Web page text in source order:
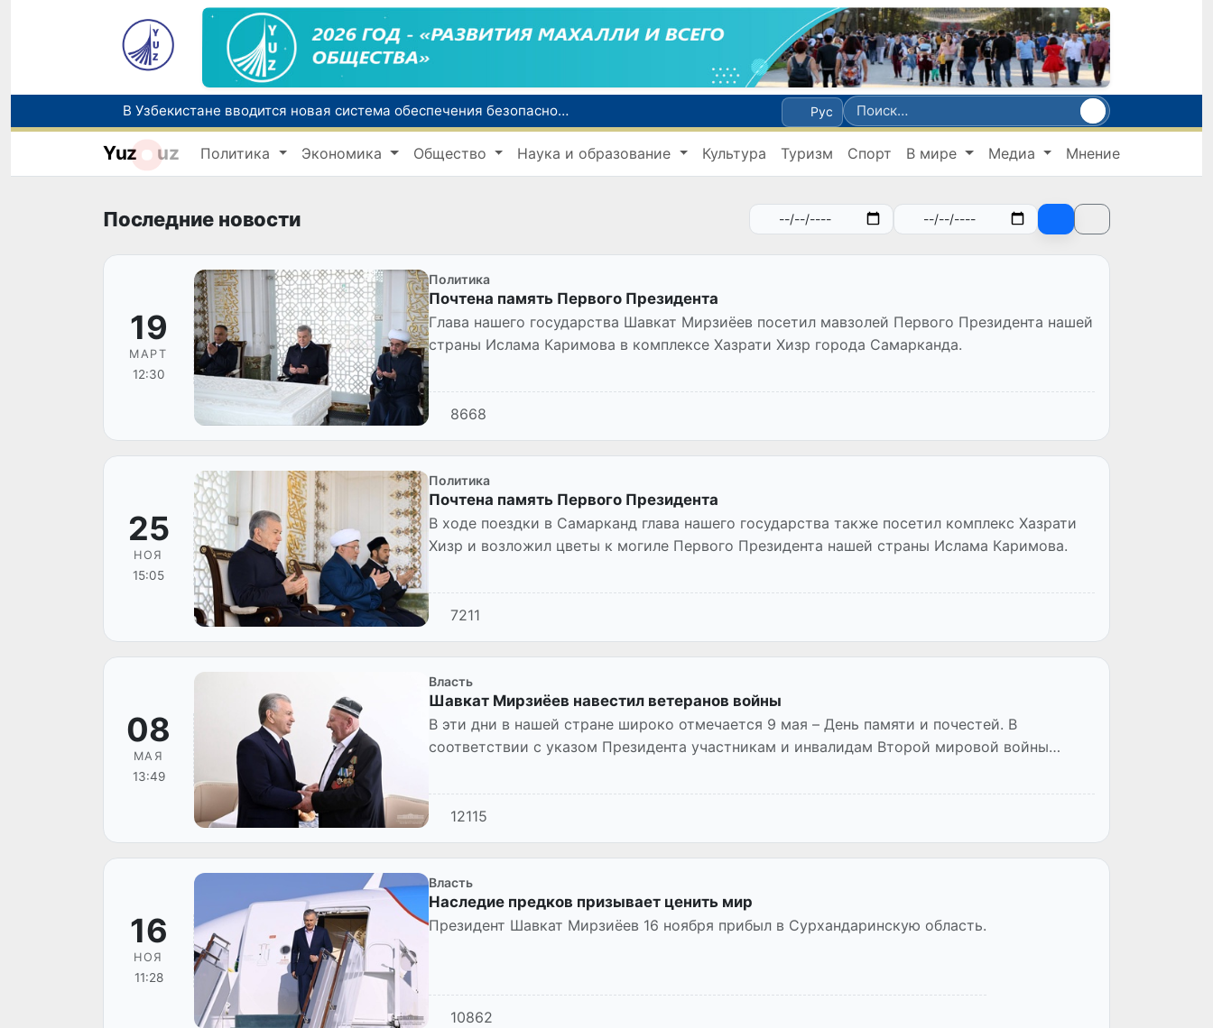
В Узбекистане вводится новая система обеспечения безопасности продукции
Узбекистан и JICA обсудили развитие свободных экономических зон и привлечение инвестиций
В Узбекистане создадут единую систему надзора за безопасностью непродовольственных товаров
Рус
Yuz uz Политика Экономика Общество Наука и образование Культура Туризм Спорт В мире Медиа Мнение
Последние новости
19
МАРТ
12:30
Политика
Почтена память Первого Президента
Глава нашего государства Шавкат Мирзиёев посетил мавзолей Первого Президента нашей
страны Ислама Каримова в комплексе Хазрати Хизр города Самарканда.
8668
25
НОЯ
15:05
Политика
Почтена память Первого Президента
В ходе поездки в Самарканд глава нашего государства также посетил комплекс Хазрати
Хизр и возложил цветы к могиле Первого Президента нашей страны Ислама Каримова.
7211
08
МАЯ
13:49
Власть
Шавкат Мирзиёев навестил ветеранов войны
В эти дни в нашей стране широко отмечается 9 мая – День памяти и почестей. В
соответствии с указом Президента участникам и инвалидам Второй мировой войны
12115
16
НОЯ
11:28
Власть
Наследие предков призывает ценить мир
Президент Шавкат Мирзиёев 16 ноября прибыл в Сурхандаринскую область.
10862